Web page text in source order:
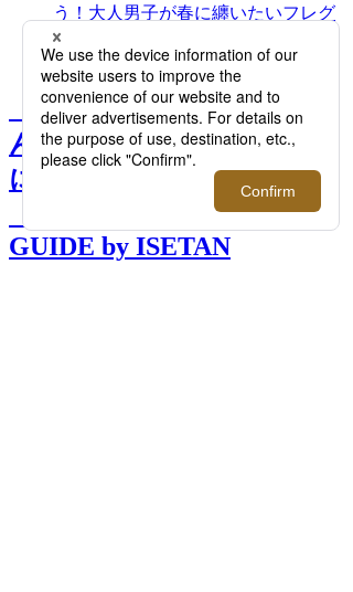
う！大人男子が春に纏いたいフレグ
ランス｜「大人の社会科見学」
GUIDE by ISETAN MITSUKOSHI
【連載】伊勢丹でプロに選
んでもらう！大人男子が春
に纏いたいフレグランス｜
「大人の社会科見学」
GUIDE by ISETAN